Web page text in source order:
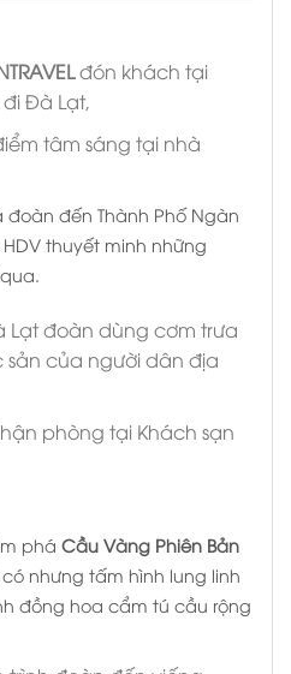
đón khách tại
Đà Lạt,
tâm sáng tại nhà
đoàn đến Thành Phố Ngàn
thuyết minh những
đoàn dùng cơm trưa
của người dân địa
phòng tại Khách sạn
phá Cầu Vàng Phiên Bản
nhưng tấm hình lung linh
đồng hoa cẩm tú cầu rộng